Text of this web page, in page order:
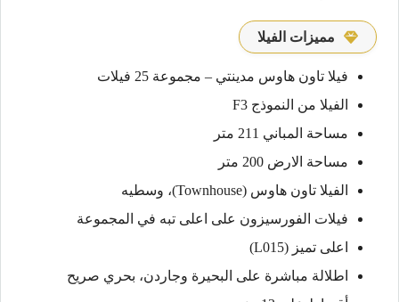
مميزات الفيلا
فيلا تاون هاوس مدينتي – مجموعة 25 فيلات
الفيلا من النموذج F3
مساحة المباني 211 متر
مساحة الارض 200 متر
الفيلا تاون هاوس (Townhouse)، وسطيه
فيلات الفورسيزون على اعلى تبه في المجموعة
اعلى تميز (L015)
اطلالة مباشرة على البحيرة وجاردن، بحري صريح